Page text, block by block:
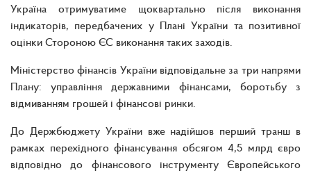
Україна отримуватиме щоквартально після виконання
індикаторів, передбачених у Плані України та позитивної
оцінки Стороною ЄС виконання таких заходів.
Міністерство фінансів України відповідальне за три напрями
Плану: управління державними фінансами, боротьбу з
відмиванням грошей і фінансові ринки.
До Держбюджету України вже надійшов перший транш в
рамках перехідного фінансування обсягом 4,5 млрд євро
відповідно до фінансового інструменту Європейського